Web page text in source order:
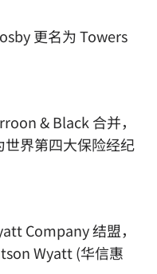
更名为 Towers
& Black 合并，
界第四大保险经纪
Company 结盟，
Wyatt (华信惠